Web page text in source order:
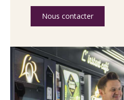
Nous contacter